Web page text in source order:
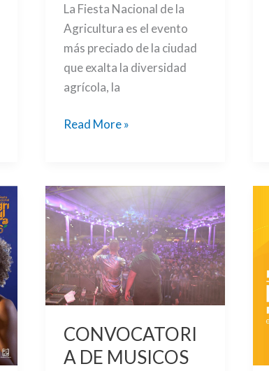
La Fiesta Nacional de la
Agricultura es el evento
más preciado de la ciudad
que exalta la diversidad
agrícola, la
Read More »
CONVOCATORI
A DE MUSICOS
CONVOCATORIA
DE
MUSICOS
PALMIRANOS
PARA
PRESENTARSE
LA
FIESTA